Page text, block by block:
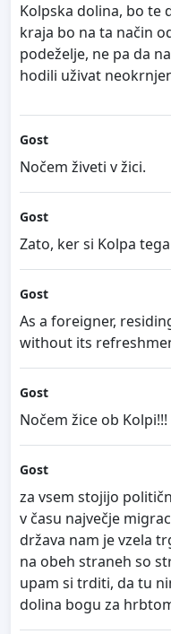
Kolpska dolina, bo te
kraja bo na ta način
podeželje, ne pa da
hodili uživat
Gost
Nočem živeti v žici.
Gost
Zato, ker si Kolpa
Gost
As a foreigner,
without its
Gost
Nočem žice ob Kolpi!!!
Gost
za vsem stojijo
v času največje
država nam je vzela
na obeh straneh so
upam si trditi, da tu
dolina bogu za